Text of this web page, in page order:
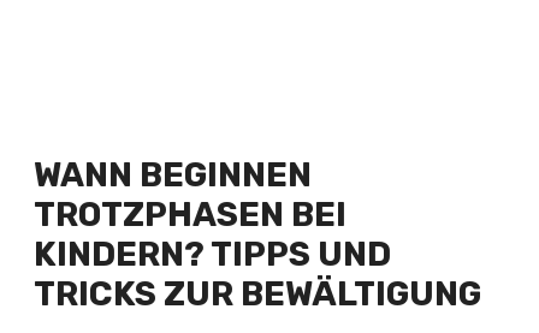
WANN BEGINNEN
TROTZPHASEN BEI
KINDERN? TIPPS UND
TRICKS ZUR BEWÄLTIGUNG